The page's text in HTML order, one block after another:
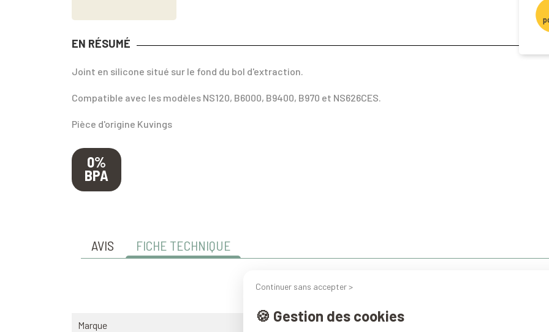
EN RÉSUMÉ
Joint en silicone situé sur le fond du bol d'extraction.
Compatible avec les modèles NS120, B6000, B9400, B970 et NS626CES.
Pièce d'origine Kuvings
0%
BPA
AVIS FICHE TECHNIQUE
Marque
Continuer sans accepter >
🍪 Gestion des cookies